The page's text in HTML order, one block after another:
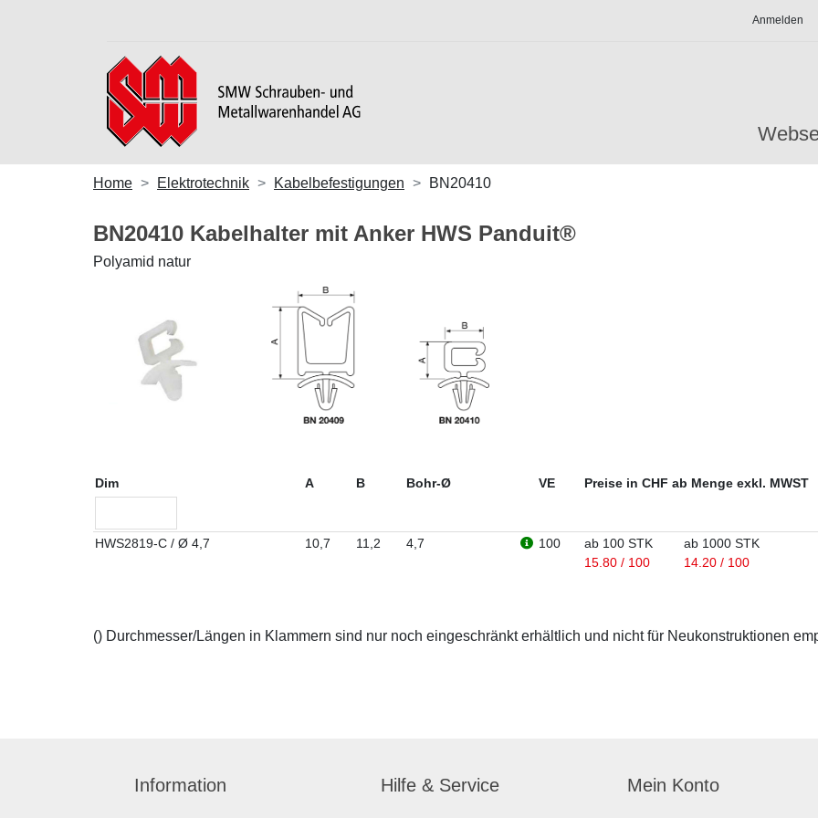
Anmelden
Home Elektrotechnik Kabelbefestigungen BN20410
BN20410 Kabelhalter mit Anker HWS Panduit®
Polyamid natur
Dim A B Bohr-Ø VE Preise in CHF ab Menge exkl. MWST
HWS2819-C / Ø 4,7 10,7 11,2 4,7 100
ab 100 STK
15.80 / 100
ab 1000 STK
14.20 / 100
() Durchmesser/Längen in Klammern sind nur noch eingeschränkt erhältlich und nicht für Neukonstruktionen
Information Hilfe & Service Mein Konto